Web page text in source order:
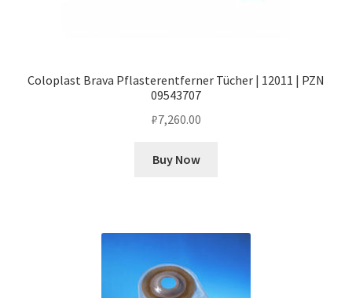
Coloplast Brava Pflasterentferner Tücher | 12011 | PZN
09543707
₽7,260.00
Buy Now